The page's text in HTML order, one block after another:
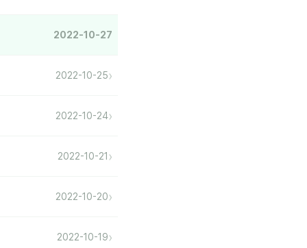
2022-10-27
2022-10-25›
2022-10-24›
2022-10-21 ›
2022-10-20›
2022-10-19›